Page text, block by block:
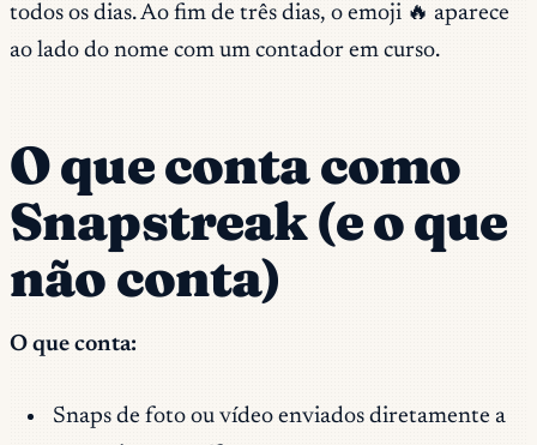
todos os dias. Ao fim de três dias, o emoji 🔥 aparece
ao lado do nome com um contador em curso.
O que conta como
Snapstreak (e o que
não conta)
O que conta:
Snaps de foto ou vídeo enviados diretamente a